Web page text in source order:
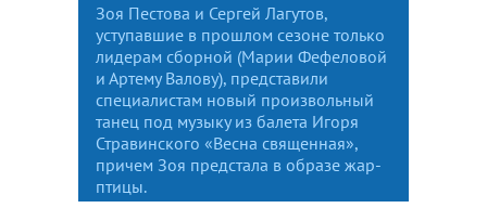
Зоя Пестова и Сергей Лагутов,
уступавшие в прошлом сезоне только
лидерам сборной (Марии Фефеловой
и Артему Валову), представили
специалистам новый произвольный
танец под музыку из балета Игоря
Стравинского «Весна священная»,
причем Зоя предстала в образе жар-
птицы.